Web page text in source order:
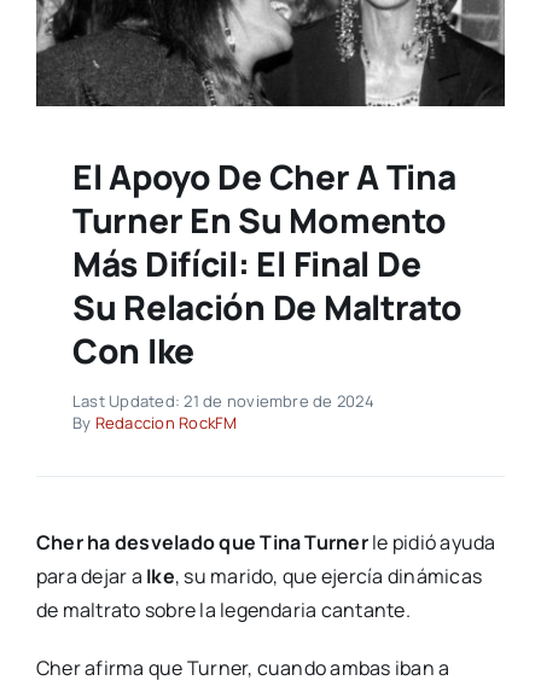
El Apoyo De Cher A Tina
Turner En Su Momento
Más Difícil: El Final De
Su Relación De Maltrato
Con Ike
Last Updated: 21 de noviembre de 2024
By Redaccion RockFM
Cher ha desvelado que Tina Turnerle pidió ayuda
para dejar a Ike, su marido, que ejercía dinámicas
de maltrato sobre la legendaria cantante.
Cher afirma que Turner, cuando ambas iban a